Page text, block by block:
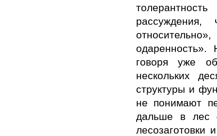
говоря уже
нескольких
структуры и
не понимают
дальше в лес
лесозаготовки